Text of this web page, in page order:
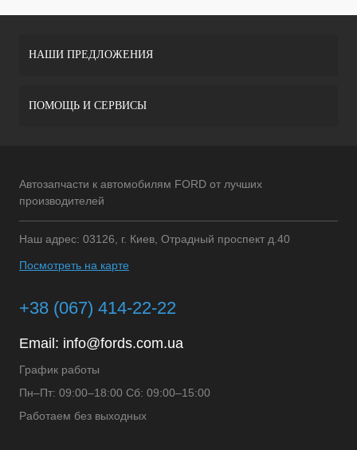
НАШИ ПРЕДЛОЖЕНИЯ
ПОМОЩЬ И СЕРВИСЫ
Автозапчасти к автомобилям FORD от лучших
производителей
Наш адрес: 03126, г. Киев, Отрадный проспект д.40
Посмотреть на карте
+38 (067) 414-22-22
Email: info@fords.com.ua
График работы
Пн–Пт: 09:00–18:00 Сб: 09:00–15:00
Работаем без выходных